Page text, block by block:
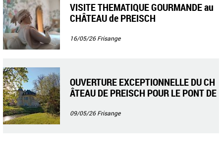
VISITE THEMATIQUE GOURMANDE au
CHÂTEAU de PREISCH
16/05/26Frisange
OUVERTURE EXCEPTIONNELLE DU CH
ÂTEAU DE PREISCH POUR LE PONT DE
09/05/26Frisange